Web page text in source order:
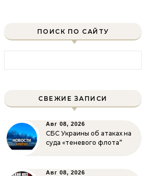
ПОИСК ПО САЙТУ
СВЕЖИЕ ЗАПИСИ
Авг 08, 2026
СБС Украины об атаках на
суда «теневого флота”
Авг 08, 2026